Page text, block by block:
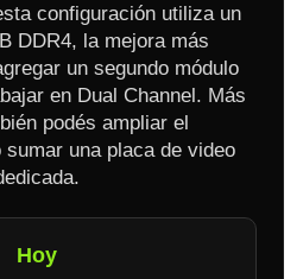
configuración utiliza un
DDR4, la mejora más
un segundo módulo
en Dual Channel. Más
podés ampliar el
una placa de video
Hoy